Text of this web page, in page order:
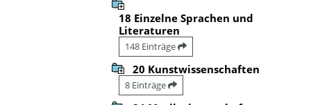
18 Einzelne Sprachen und
Literaturen
148 Einträge
20 Kunstwissenschaften
8 Einträge